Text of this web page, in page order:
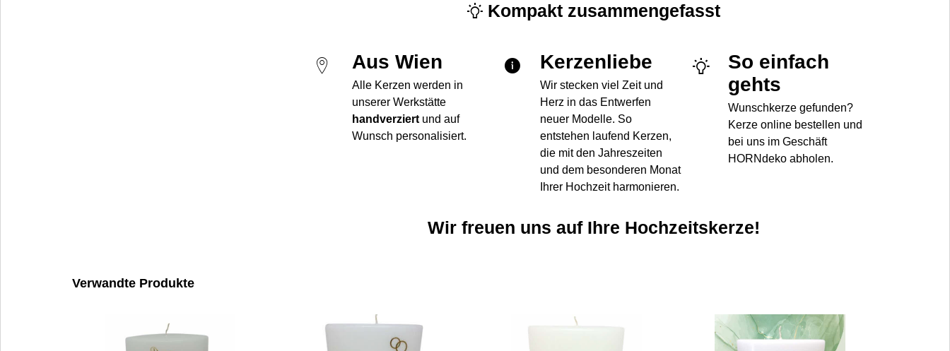
Kompakt zusammengefasst
Aus Wien
Alle Kerzen werden in
unserer Werkstätte
handverziert und auf
Wunsch personalisiert.
Kerzenliebe
Wir stecken viel Zeit und
Herz in das Entwerfen
neuer Modelle. So
entstehen laufend Kerzen,
die mit den Jahreszeiten
und dem besonderen Monat
Ihrer Hochzeit harmonieren.
So einfach
gehts
Wunschkerze gefunden?
Kerze online bestellen und
bei uns im Geschäft
HORNdeko abholen.
Wir freuen uns auf Ihre Hochzeitskerze!
Verwandte Produkte